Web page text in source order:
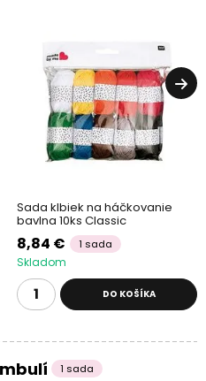
Sada klbiek na háčkovanie
bavlna 10ks Classic
8,84 € 1 sada
Skladom
DO KOŠÍKA
1 sada